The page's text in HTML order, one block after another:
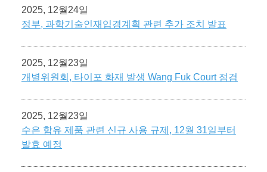
2025, 12월24일
정부, 과학기술인재입경계획 관련 추가 조치 발표
2025, 12월23일
개별위원회, 타이포 화재 발생 Wang Fuk Court 점검
2025, 12월23일
수은 함유 제품 관련 신규 사용 규제, 12월 31일부터
발효 예정